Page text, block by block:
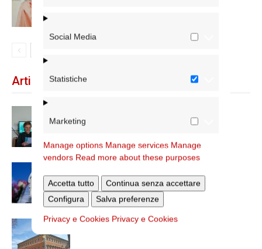
Social Media
Statistiche
Marketing
Manage options Manage services Manage
vendors Read more about these purposes
Accetta tutto
Continua senza accettare
Configura
Salva preferenze
Privacy e Cookies Privacy e Cookies
Articoli recenti
dell’Istituto Paritario Sant’Apollinare
diocesano a Lourdes
Nuove nomine nella diocesi di Roma